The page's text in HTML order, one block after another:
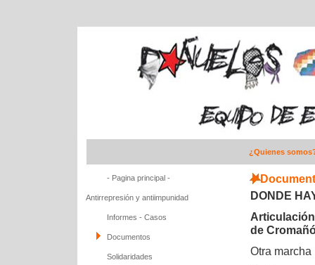
¿Quienes
- Pagina principal -
Antirrepresión y antiimpunidad
Informes - Casos
Documentos
Solidaridades
DONDE
de
Otra